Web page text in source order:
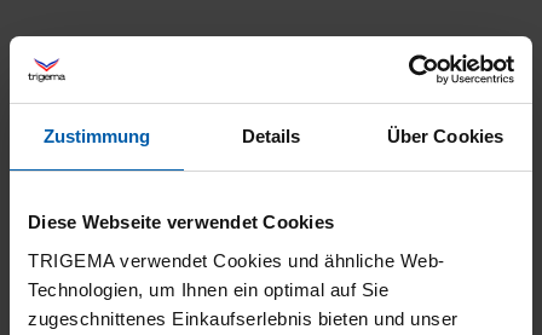
Zustimmung Details Über Cookies
Diese Webseite verwendet Cookies
TRIGEMA verwendet Cookies und ähnliche Web-
Technologien, um Ihnen ein optimal auf Sie
zugeschnittenes Einkaufserlebnis bieten und unser
28.07.2026
Schickes Design und gute Qualität!
28.07.2026